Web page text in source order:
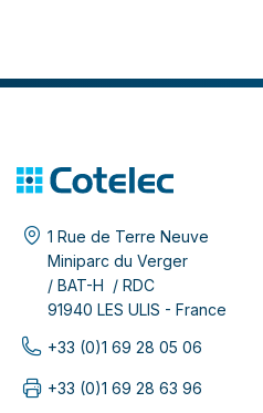
1 Rue de Terre Neuve
Miniparc du Verger
/ BAT-H / RDC
91940 LES ULIS - France
+33 (0)1 69 28 05 06
+33 (0)1 69 28 63 96